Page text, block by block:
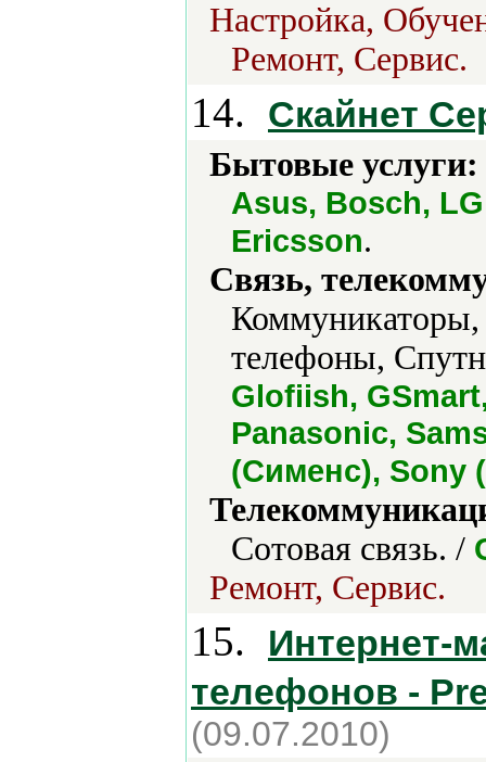
Настройка,
Ремонт, Сервис.
14. Скайнет
Бытовые услуги:
Asus, Bosch,
Ericsson.
Связь,
телефоны,
Glofiish,
Panasonic,
(Сименс), Sony
Сотовая связь. /
Ремонт, Сервис.
15.
Интернет-
телефонов -
(09.07.2010)